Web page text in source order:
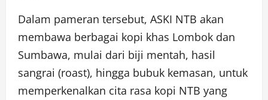
Dalam pameran tersebut, ASKI NTB akan
membawa berbagai kopi khas Lombok dan
Sumbawa, mulai dari biji mentah, hasil
sangrai (roast), hingga bubuk kemasan, untuk
memperkenalkan cita rasa kopi NTB yang